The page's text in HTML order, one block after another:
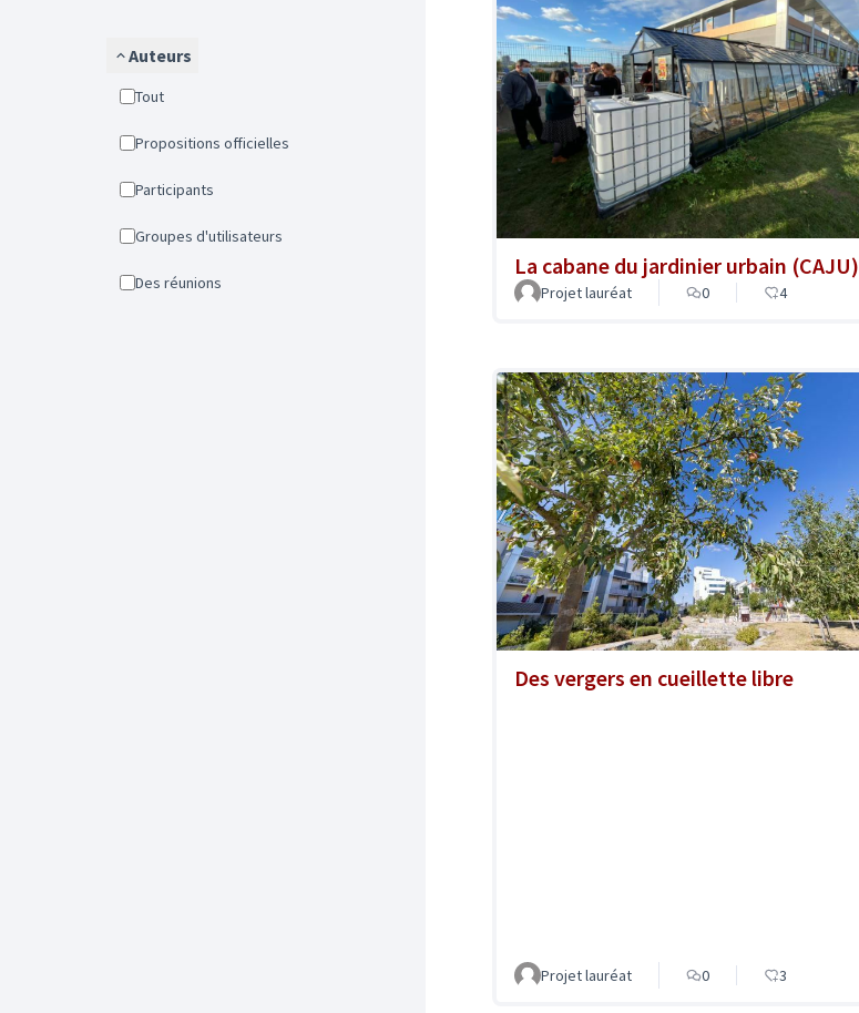
Auteurs
Tout
Propositions officielles
Participants
Groupes d'utilisateurs
Des réunions
La cabane du jardinier urbain (CAJU)
Projet lauréat 0 4
Des vergers en cueillette libre
Projet lauréat 0 3